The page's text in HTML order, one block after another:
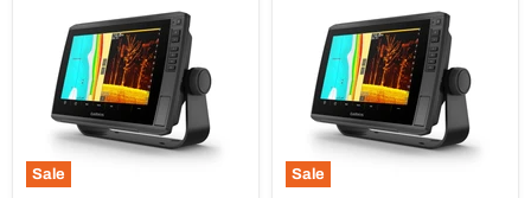
Sale
plotter
122sv
med
givare
GT56-
UHD
Sale
plotter
122sv
utan
givare